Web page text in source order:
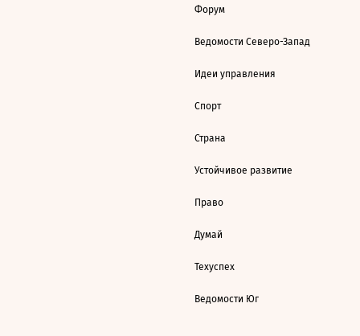
Форум
Ведомости Северо-Запад
Идеи управления
Спорт
Страна
Устойчивое развитие
Право
Думай
Техуспех
Ведомости Юг